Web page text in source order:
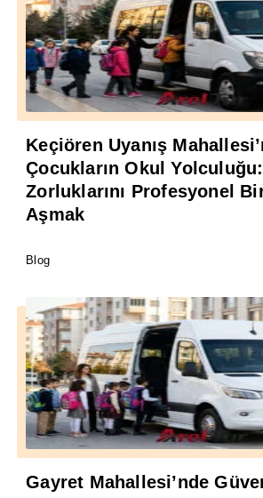
Keçiören Uyanış
Çocukların Okul
Zorluklarını Profesyonel
Aşmak
Blog
Gayret Mahallesi’nde